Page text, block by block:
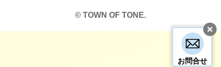
お問合せ
© TOWN OF TONE.